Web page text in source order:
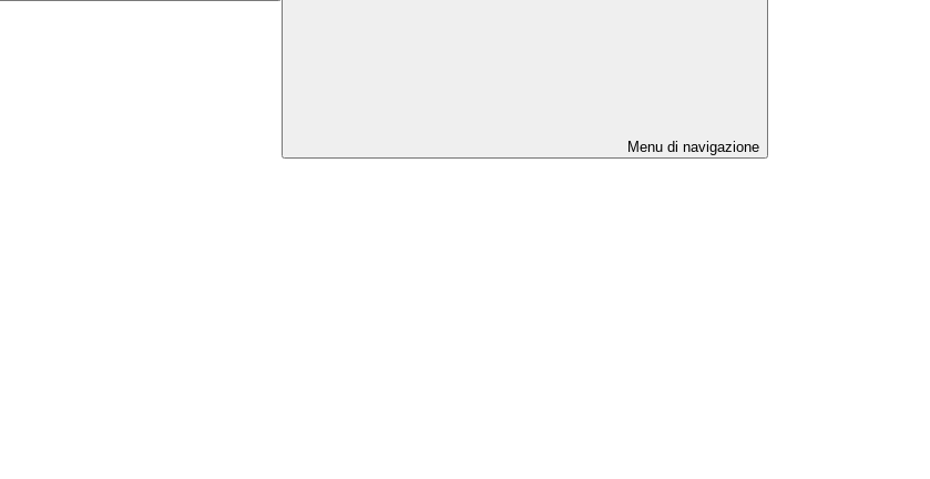
Menu di navigazione